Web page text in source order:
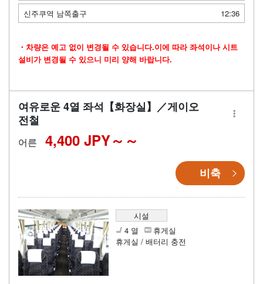
신주쿠역 남쪽출구
12:36
・차량은 예고 없이 변경될 수 있습니다.이에 따라 좌석이나 시트
설비가 변경될 수 있으니 미리 양해 바랍니다.
여유로운 4열 좌석【화장실】／게이오
전철
어른 4,400 JPY～
비축
시설
4 열
휴게실
휴게실 / 배터리 충전